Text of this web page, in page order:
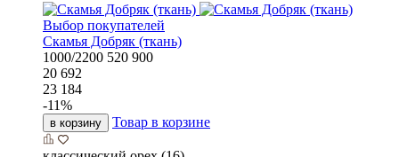
Выбор покупателей
Скамья Добряк (ткань)
1000/2200 520 900
20 692
23 184
-11%
в корзину Товар в корзине